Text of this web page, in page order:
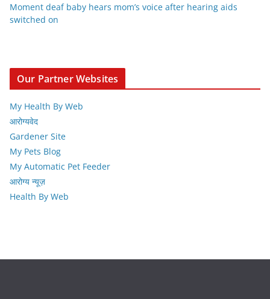
Moment deaf baby hears mom’s voice after hearing aids
switched on
Our Partner Websites
My Health By Web
आरोग्यवेद
Gardener Site
My Pets Blog
My Automatic Pet Feeder
आरोग्य न्यूज़
Health By Web